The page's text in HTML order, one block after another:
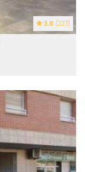
3.8 (227)